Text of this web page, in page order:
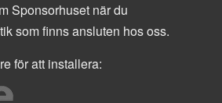
Sponsorhuset när du
som finns ansluten hos oss.
för att installera: